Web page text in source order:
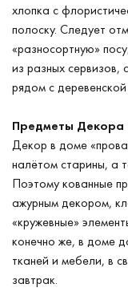
хлопка с
полоску. Следует
«разносортную»
из разных
рядом с
Предметы Декора
Декор в доме
налётом старины, а
Поэтому кованные
ажурным декором,
«кружевные»
конечно же, в доме
тканей и мебели, в
завтрак.